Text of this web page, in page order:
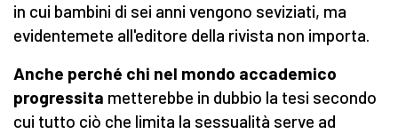
in cui bambini di sei anni vengono seviziati, ma
evidentemete all'editore della rivista non importa.
Anche perché chi nel mondo accademico
progressita metterebbe in dubbio la tesi secondo
cui tutto ciò che limita la sessualità serve ad